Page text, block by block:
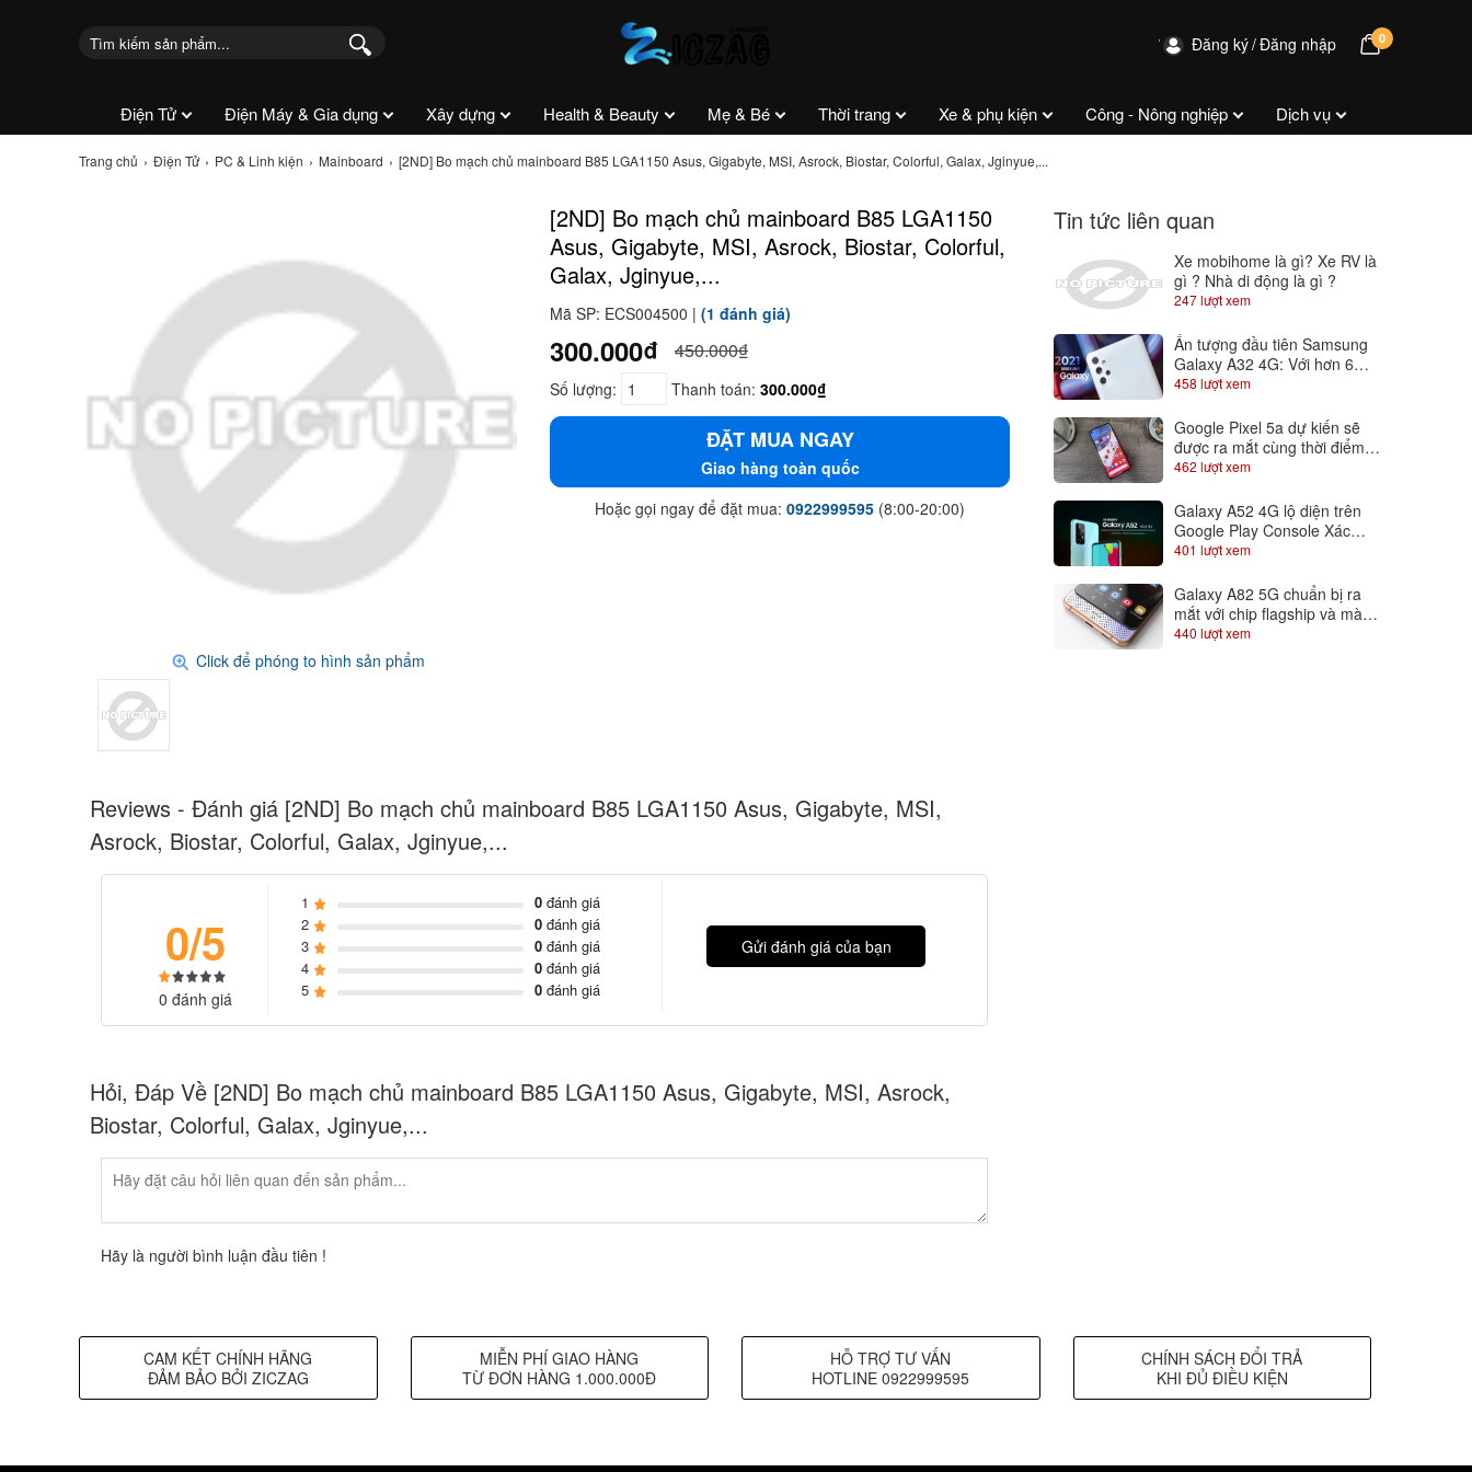
Đăng ký Đăng nhập 0
Điện Tử Điện Máy & Gia dụng Xây dựng Health & Beauty Mẹ & Bé Thời trang Xe & phụ kiện Công - Nông nghiệp Dịch vụ
Trang chủ Điện Tử PC & Linh kiện Mainboard [2ND] Bo mạch chủ mainboard B85 LGA1150 Asus, Gigabyte, MSI, Asrock, Biostar, Colorful, Galax, Jginyue,...
Click để phóng to hình sản phẩm
[2ND] Bo mạch chủ mainboard B85 LGA1150
Asus, Gigabyte, MSI, Asrock, Biostar, Colorful,
Galax, Jginyue,...
Mã SP: ECS004500 | (1 đánh giá)
300.000₫ 450.000₫
Số lượng: Thanh toán: 300.000₫
ĐẶT MUA NGAY
Giao hàng toàn quốc
Hoặc gọi ngay để đặt mua: 0922999595 (8:00-20:00)
Reviews - Đánh giá [2ND] Bo mạch chủ mainboard B85 LGA1150 Asus, Gigabyte, MSI,
Asrock, Biostar, Colorful, Galax, Jginyue,...
0/5
0 đánh giá
1 0 đánh giá
2
0 đánh giá
3
0 đánh giá
4
0 đánh giá
5
0 đánh giá
Gửi đánh giá của bạn
Hỏi, Đáp Về [2ND] Bo mạch chủ mainboard B85 LGA1150 Asus, Gigabyte, MSI, Asrock,
Biostar, Colorful, Galax, Jginyue,...
Hãy là người bình luận đầu tiên !
Tin tức liên quan
Xe mobihome là gì? Xe RV là
gì ? Nhà di động là gì ?
247 lượt xem
Ấn tượng đầu tiên Samsung
Galaxy A32 4G: Với hơn 6
triệu đã có màn hình Super
458 lượt xem
Google Pixel 5a dự kiến sẽ
được ra mắt cùng thời điểm
với Android 12
462 lượt xem
Galaxy A52 4G lộ diện trên
Google Play Console Xác
nhận dùng chip Snapdragon
401 lượt xem
Galaxy A82 5G chuẩn bị ra
mắt với chip flagship và màn
hình trượt độc đáo, Samfans
440 lượt xem
CAM KẾT CHÍNH HÃNG
ĐẢM BẢO BỞI ZICZAG
MIỄN PHÍ GIAO HÀNG
TỪ ĐƠN HÀNG 1.000.000Đ
HỖ TRỢ TƯ VẤN
HOTLINE 0922999595
CHÍNH SÁCH ĐỔI TRẢ
KHI ĐỦ ĐIỀU KIỆN